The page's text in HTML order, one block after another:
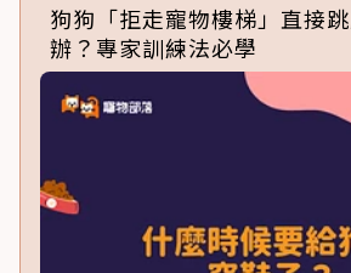
狗狗「拒走寵物樓梯」直接
辦？專家訓練法必學